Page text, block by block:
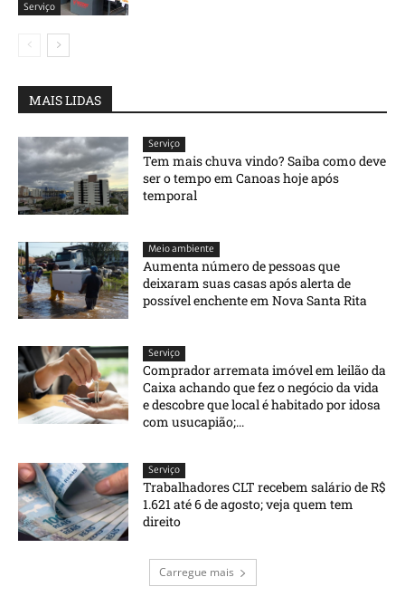
Serviço
MAIS LIDAS
Serviço
Tem mais chuva vindo? Saiba como deve
ser o tempo em Canoas hoje após
temporal
Meio ambiente
Aumenta número de pessoas que
deixaram suas casas após alerta de
possível enchente em Nova Santa Rita
Serviço
Comprador arremata imóvel em leilão da
Caixa achando que fez o negócio da vida
e descobre que local é habitado por idosa
com usucapião;...
Serviço
Trabalhadores CLT recebem salário de R$
1.621 até 6 de agosto; veja quem tem
direito
Carregue mais